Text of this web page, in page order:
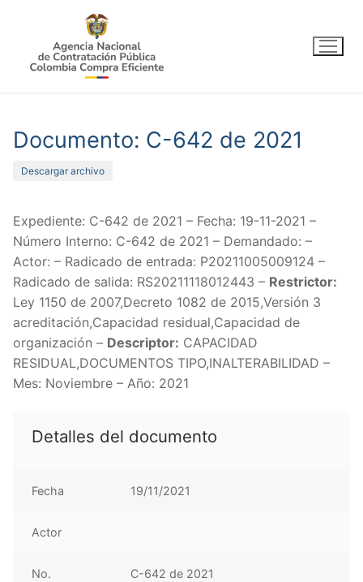
contenido
Documento: C-642 de 2021
Descargar archivo
Expediente: C-642 de 2021 – Fecha: 19-11-2021 –
Número Interno: C-642 de 2021 – Demandado: –
Actor: – Radicado de entrada: P20211005009124 –
Radicado de salida: RS20211118012443 – Restrictor:
Ley 1150 de 2007,Decreto 1082 de 2015,Versión 3
acreditación,Capacidad residual,Capacidad de
organización – Descriptor: CAPACIDAD
RESIDUAL,DOCUMENTOS TIPO,INALTERABILIDAD –
Mes: Noviembre – Año: 2021
Detalles del documento
Fecha 19/11/2021
Actor
No.
C-642 de 2021